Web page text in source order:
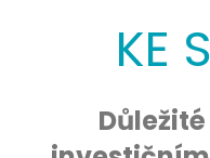
KE